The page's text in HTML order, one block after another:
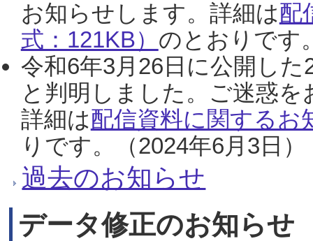
お知らせします。詳細は配
式：121KB） のとおりです
令和6年3月26日に公開し
と判明しました。ご迷惑
詳細は配信資料に関するお
りです。（2024年6月3日）
過去のお知らせ
データ修正のお知らせ